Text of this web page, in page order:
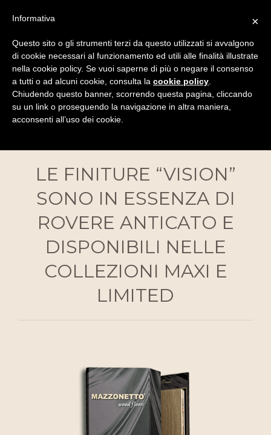
Una visione nuova ed elegante che permette di creare
pavimenti unici con una nuova filosofia dello spazio
che ci circonda.
LE FINITURE “VISION”
SONO IN ESSENZA DI
ROVERE ANTICATO E
DISPONIBILI NELLE
COLLEZIONI MAXI E
LIMITED
×
Informativa
Questo sito o gli strumenti terzi da questo utilizzati si avvalgono
di cookie necessari al funzionamento ed utili alle finalità illustrate
nella cookie policy. Se vuoi saperne di più o negare il consenso
a tutti o ad alcuni cookie, consulta la cookie policy
Chiudendo questo banner, scorrendo questa pagina, cliccando
su un link o proseguendo la navigazione in altra maniera,
acconsenti all’uso dei cookie.